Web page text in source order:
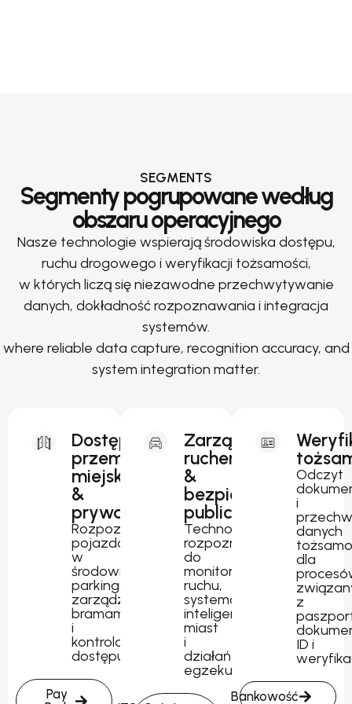
SEGMENTS
Segmenty pogrupowane według
obszaru operacyjnego
Nasze technologie wspierają środowiska dostępu,
ruchu drogowego i weryfikacji tożsamości,
w których liczą się niezawodne przechwytywanie
danych, dokładność rozpoznawania i integracja
systemów.
where reliable data capture, recognition accuracy, and
system integration matter.
Dostęp
przemysłowy,
miejski
&
prywatny
Rozpoznawanie
pojazdów
w
środowiskach
parkingowych,
zarządzania
bramami
i
kontrolowanego
dostępu.
Pay
Zarządzanie
ruchem
&
bezpieczeństwo
publiczne
Technologia
rozpoznawania
do
monitorowania
ruchu,
systemów
inteligentnych
miast
i
działań
egzekucyjnych.
Odczyt
i
danych
dla
z
ID i
Bankowość